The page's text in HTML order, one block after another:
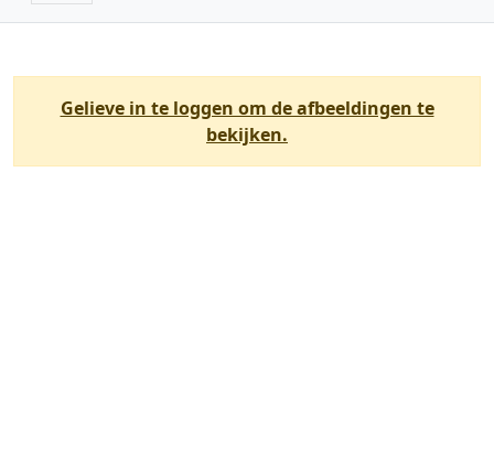
Gelieve in te loggen om de afbeeldingen te
bekijken.